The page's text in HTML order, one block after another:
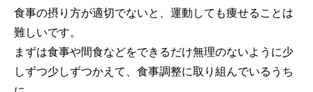
食事の摂り方が適切でないと、運動しても痩せることは
難しいです。
まずは食事や間食などをできるだけ無理のないように少
しずつ少しずつかえて、食事調整に取り組んでいるうち